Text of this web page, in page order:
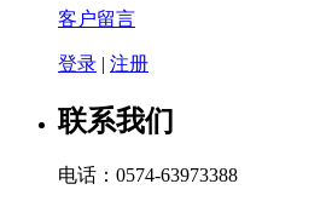
客户留言
登录 | 注册
联系我们
电话：0574-63973388